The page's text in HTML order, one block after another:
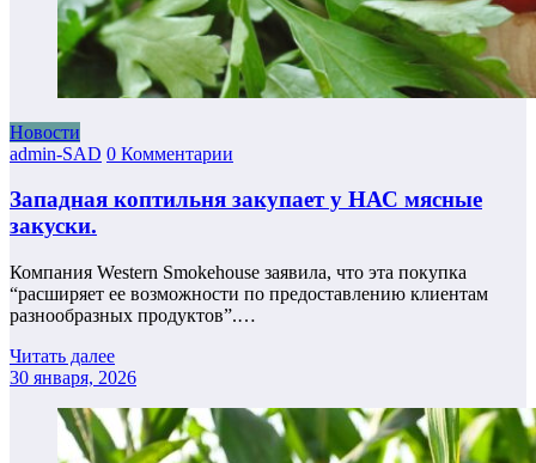
Новости
admin-SAD 0 Комментарии
Западная коптильня закупает у НАС мясные
закуски.
Компания Western Smokehouse заявила, что эта покупка
“расширяет ее возможности по предоставлению клиентам
разнообразных продуктов”.…
Читать далее
30 января, 2026